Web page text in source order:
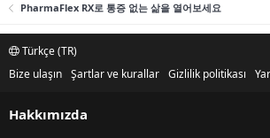
PharmaFlex RX로 통증 없는 삶을 열어보세요
Türkçe (TR)
Bize ulaşın Şartlar ve kurallar Gizlilik politikası
Hakkımızda